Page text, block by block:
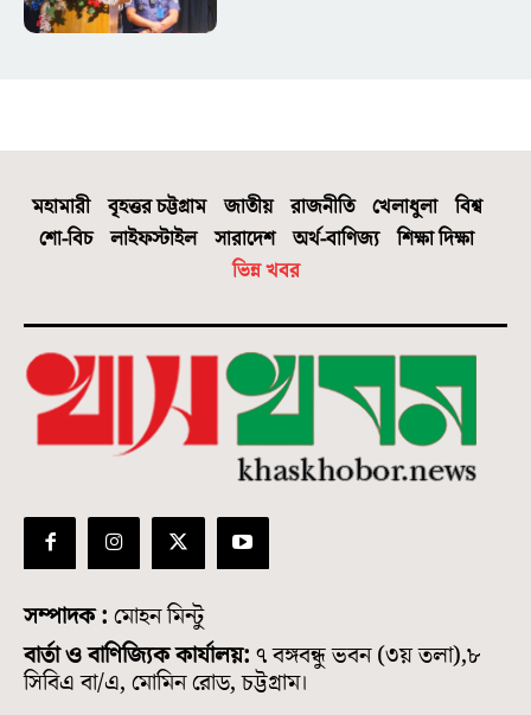
মহামারী বৃহত্তর চট্টগ্রাম জাতীয় রাজনীতি খেলাধুলা
বিশ্ব
শো-বিচ
লাইফস্টাইল সারাদেশ অর্থ-বাণিজ্য
শিক্ষা দিক্ষা
ভিন্ন খবর
সম্পাদক : মোহন মিন্টু
বার্তা ও বাণিজ্যিক কার্যালয়: ৭ বঙ্গবন্ধু ভবন (৩য় তলা),৮
সিবিএ বা/এ, মোমিন রোড, চট্টগ্রাম।